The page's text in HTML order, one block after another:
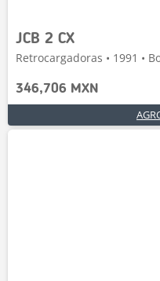
JCB 2 CX
Retrocargadoras • 1991 •
346,706 MXN